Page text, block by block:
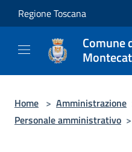
Salta al contenuto principale
Regione Toscana
Comune
Home > Amministrazione
Personale amministrativo >